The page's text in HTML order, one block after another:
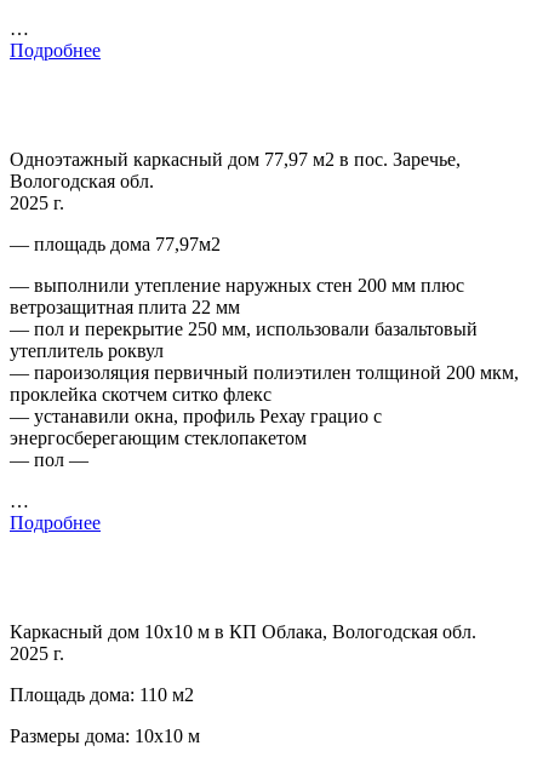
…
Подробнее
Одноэтажный каркасный дом 77,97 м2 в пос. Заречье,
Вологодская обл.
2025 г.
— площадь дома 77,97м2
— выполнили утепление наружных стен 200 мм плюс
ветрозащитная плита 22 мм
— пол и перекрытие 250 мм, использовали базальтовый
утеплитель роквул
— пароизоляция первичный полиэтилен толщиной 200 мкм,
проклейка скотчем ситко флекс
— устанавили окна, профиль Рехау грацио с
энергосберегающим стеклопакетом
— пол —
…
Подробнее
Каркасный дом 10х10 м в КП Облака, Вологодская обл.
2025 г.
Площадь дома: 110 м2
Размеры дома: 10х10 м